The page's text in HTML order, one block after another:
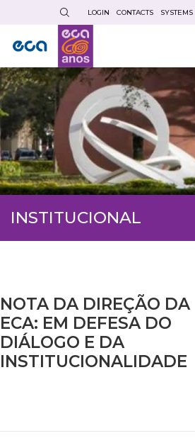
main
content
LOGIN CONTACTS SYSTEMS
INSTITUCIONAL
NOTA DA DIREÇÃO DA
ECA: EM DEFESA DO
DIÁLOGO E DA
INSTITUCIONALIDADE